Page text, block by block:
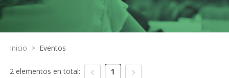
Inicio > Eventos
2 elementos en total: 1